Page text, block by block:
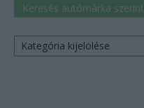
Keresés autómárka szerint
Keresés
autómárka